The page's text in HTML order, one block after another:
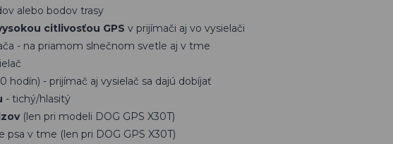
alebo bodov trasy
citlivosťou GPS v prijímači aj vo vysielači
- na priamom slnečnom svetle aj v tme
hodín) - prijímač aj vysielač sa dajú dobíjať
- tichý/hlasitý
(len pri modeli DOG GPS X30T)
psa v tme (len pri DOG GPS X30T)